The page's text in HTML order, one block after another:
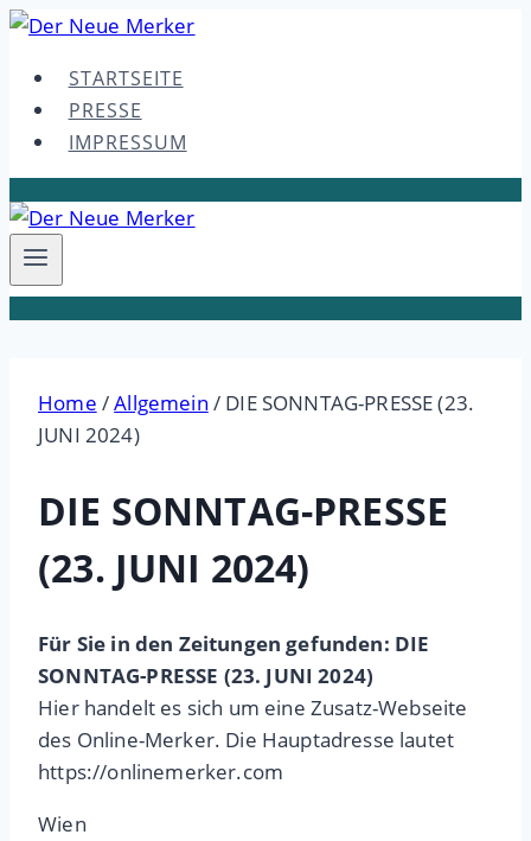
Skip
contentSTARTSEITE
PRESSE
IMPRESSUM
Home /Allgemein / DIE SONNTAG-PRESSE (23.
JUNI 2024)
DIE SONNTAG-PRESSE
(23. JUNI 2024)
Für Sie in den Zeitungen gefunden: DIE
SONNTAG-PRESSE (23. JUNI 2024)
Hier handelt es sich um eine Zusatz-Webseite
des Online-Merker. Die Hauptadresse lautet
https://onlinemerker.com
Wien